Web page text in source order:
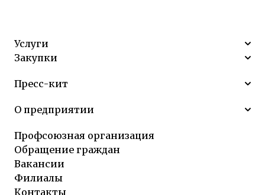
Услуги
Закупки
Пресс-кит
О предприятии
Профсоюзная организация
Обращение граждан
Вакансии
Филиалы
Контакты